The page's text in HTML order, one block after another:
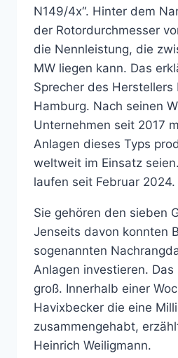
N149/4x“. Hinter dem
der Rotordurchmesser
die Nennleistung, die
MW liegen kann. Das
Sprecher des Herstellers
Hamburg. Nach seinen
Unternehmen seit 2017
Anlagen dieses Typs
weltweit im Einsatz
laufen seit Februar 2024.
Sie gehören den sieben
Jenseits davon konnten
sogenannten
Anlagen investieren.
groß. Innerhalb einer
Havixbecker die eine
zusammengehabt,
Heinrich Weiligmann.